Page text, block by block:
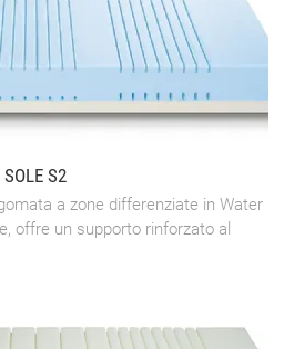
SOLE S2
a zone differenziate in Water
offre un supporto rinforzato al